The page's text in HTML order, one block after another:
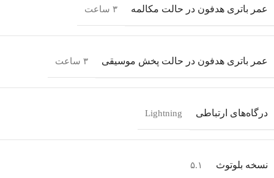
عمر باتری هدفون در حالت مکالمه ۳ ساعت
عمر باتری هدفون در حالت پخش موسیقی ۳ ساعت
درگاه‌های ارتباطی Lightning
نسخه بلوتوث ۵.۱